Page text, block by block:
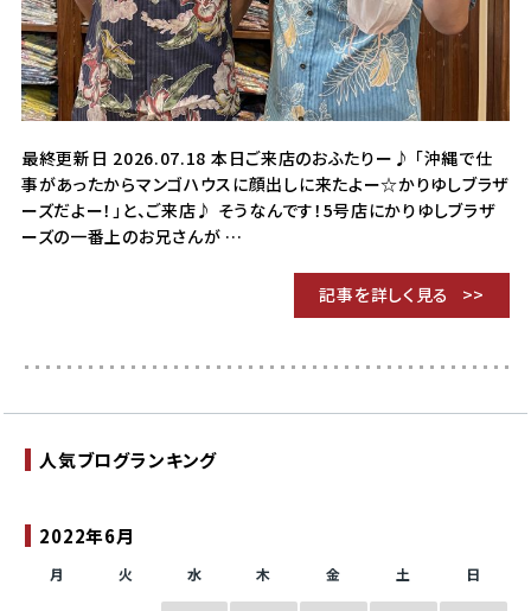
最終更新日 2026.07.18 本日ご来店のおふたりー♪ 「沖縄で仕
事があったからマンゴハウスに顔出しに来たよー☆かりゆしブラザ
ーズだよー！」と、ご来店♪ そうなんです！5号店にかりゆしブラザ
ーズの一番上のお兄さんが …
記事を詳しく見る
2022年6月
月 火 水 木 金 土 日
人気ブログランキング